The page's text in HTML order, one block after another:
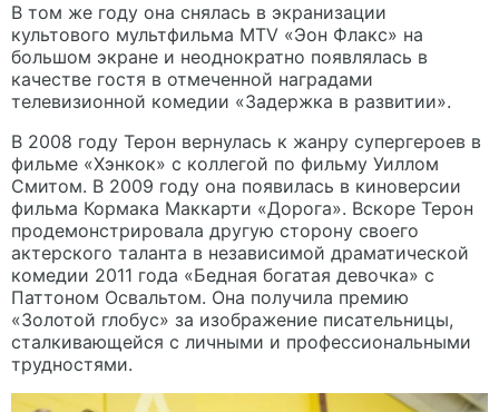
В том же году она снялась в экранизации
культового мультфильма MTV «Эон Флакс» на
большом экране и неоднократно появлялась в
качестве гостя в отмеченной наградами
телевизионной комедии «Задержка в развитии».
В 2008 году Терон вернулась к жанру супергероев в
фильме «Хэнкок» с коллегой по фильму Уиллом
Смитом. В 2009 году она появилась в киноверсии
фильма Кормака Маккарти «Дорога». Вскоре Терон
продемонстрировала другую сторону своего
актерского таланта в независимой драматической
комедии 2011 года «Бедная богатая девочка» с
Паттоном Освальтом. Она получила премию
«Золотой глобус» за изображение писательницы,
сталкивающейся с личными и профессиональными
трудностями.